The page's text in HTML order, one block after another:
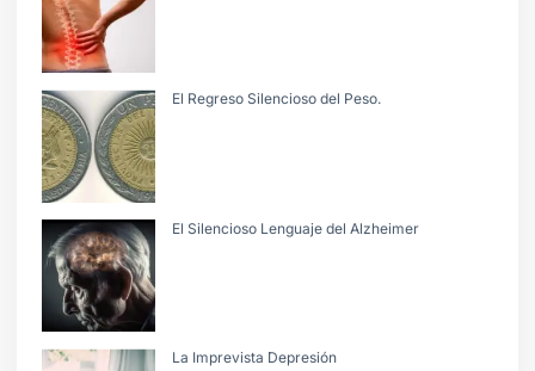
El Regreso Silencioso del Peso.
El Silencioso Lenguaje del Alzheimer
La Imprevista Depresión